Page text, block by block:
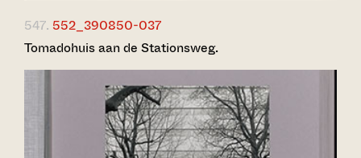
547. 552_390850-037
Tomadohuis aan de Stationsweg.